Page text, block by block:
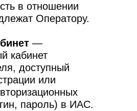
в отношении
Оператору.
—
кабинет
доступный
или
пароль) в ИАС.